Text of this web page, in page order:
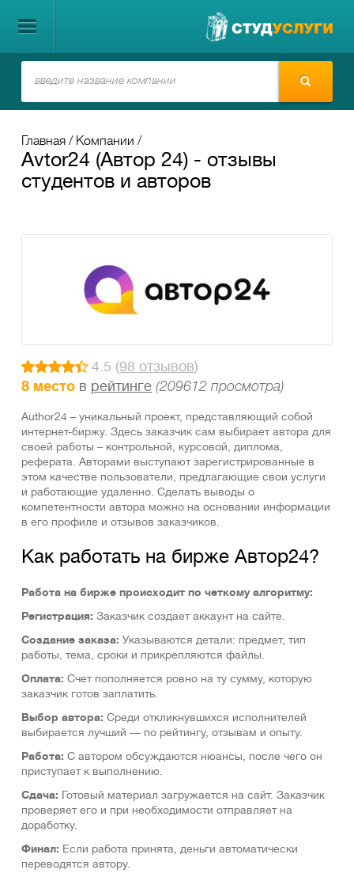
Главная Компании
Avtor24 (Автор 24) - отзывы
студентов и авторов
4.5 (98 отзывов)
8 место в рейтинге (209612 просмотра)
Author24 – уникальный проект, представляющий собой
интернет-биржу. Здесь заказчик сам выбирает автора для
своей работы – контрольной, курсовой, диплома,
реферата. Авторами выступают зарегистрированные в
этом качестве пользователи, предлагающие свои услуги
и работающие удаленно. Сделать выводы о
компетентности автора можно на основании информации
в его профиле и отзывов заказчиков.
Как работать на бирже Автор24?
Работа на бирже происходит по четкому алгоритму:
Регистрация: Заказчик создает аккаунт на сайте.
Создание заказа: Указываются детали: предмет, тип
работы, тема, сроки и прикрепляются файлы.
Оплата: Счет пополняется ровно на ту сумму, которую
заказчик готов заплатить.
Выбор автора: Среди откликнувшихся исполнителей
выбирается лучший — по рейтингу, отзывам и опыту.
Работа: С автором обсуждаются нюансы, после чего он
приступает к выполнению.
Сдача: Готовый материал загружается на сайт. Заказчик
проверяет его и при необходимости отправляет на
доработку.
Финал: Если работа принята, деньги автоматически
переводятся автору.